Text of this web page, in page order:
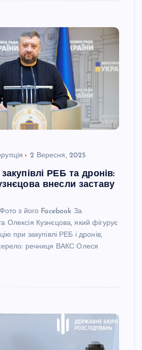
2 Вересня, 2025
РЕБ та дронів:
внесли заставу
з його Facebook За
Олексія Кузнєцова, який фігурує
при закупівлі РЕБ і дронів,
речниця ВАКС Олеся